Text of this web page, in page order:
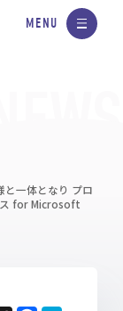
と一体となり プロ
ス for Microsoft